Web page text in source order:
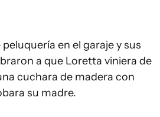
en el garaje y sus
a que Loretta viniera de
cuchara de madera con
su madre.